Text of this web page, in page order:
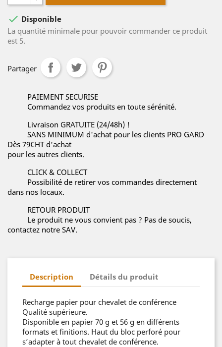
 Disponible
La quantité minimale pour pouvoir commander ce produit
est 5.
Partager
PAIEMENT SECURISE
Commandez vos produits en toute sérénité.
Livraison GRATUITE (24/48h) !
SANS MINIMUM d'achat pour les clients PRO GARD
Dès 79€HT d'achat
pour les autres clients.
CLICK & COLLECT
Possibilité de retirer vos commandes directement
dans nos locaux.
RETOUR PRODUIT
Le produit ne vous convient pas ? Pas de soucis,
contactez notre SAV.
Description Détails du produit
Recharge papier pour chevalet de conférence
Qualité supérieure.
Disponible en papier 70 g et 56 g en différents
formats et finitions. Haut du bloc perforé pour
s’adapter à tout chevalet de conférence.